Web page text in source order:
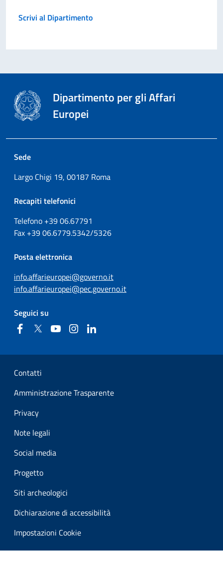
Scrivi al Dipartimento
Dipartimento per gli Affari
Europei
Sede
Largo Chigi 19, 00187 Roma
Recapiti telefonici
Telefono +3906.67791
Fax +3906.6779.5342/5326
Posta elettronica
info.affarieuropei@governo.it
info.affarieuropei@pec.governo.it
Seguici su
FacebookTwitter YouTubeInstagram
Sezione Link Utili
Contatti
Amministrazione Trasparente
Privacy
Note legali
Social media
Progetto
Siti archeologici
Dichiarazione di accessibilità
Impostazioni Cookie